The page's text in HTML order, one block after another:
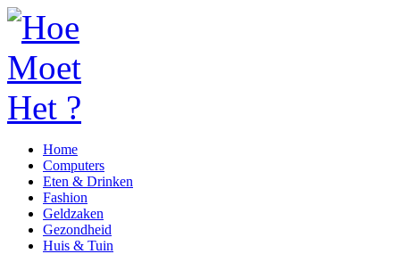
Home
Computers
Eten & Drinken
Fashion
Geldzaken
Gezondheid
Huis & Tuin